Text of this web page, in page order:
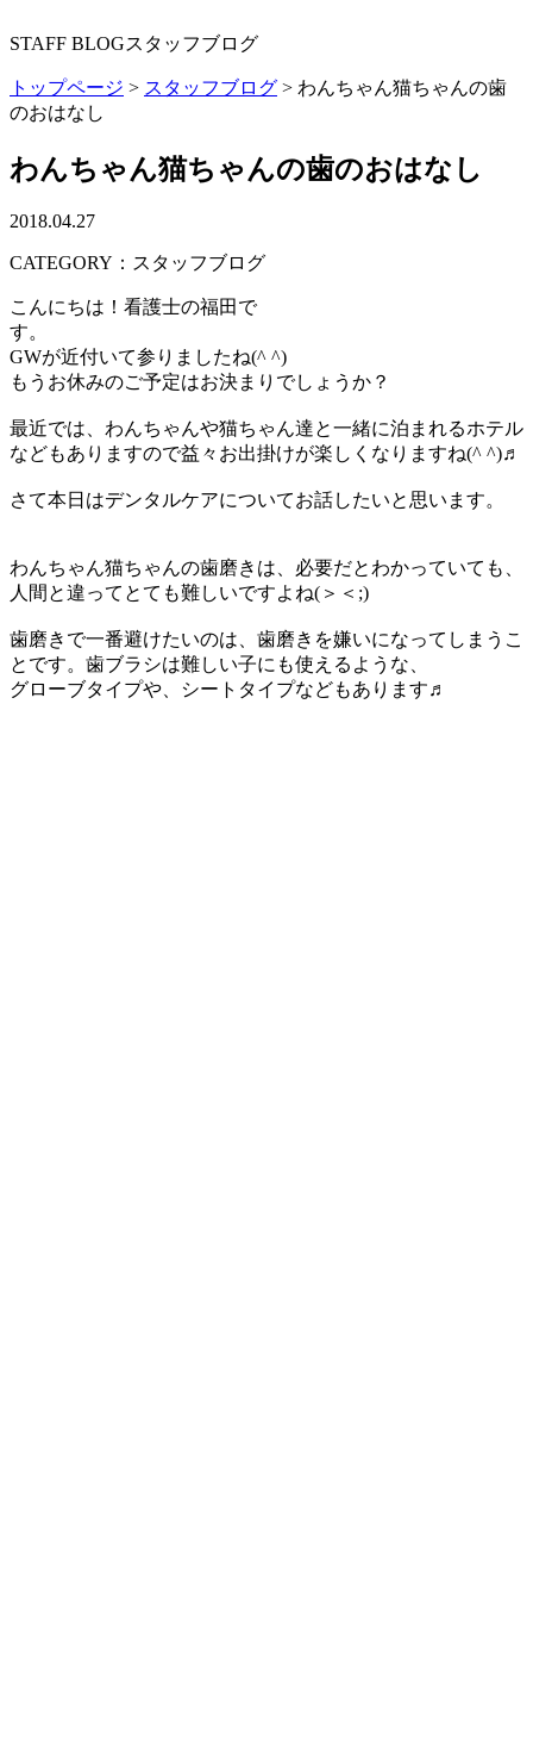
STAFF BLOGスタッフブログ
トップページ > スタッフブログ > わんちゃん猫ちゃんの歯
のおはなし
わんちゃん猫ちゃんの歯のおはなし
2018.04.27
CATEGORY：スタッフブログ
こんにちは！看護士の福田で
す。
GWが近付いて参りましたね(^ ^)
もうお休みのご予定はお決まりでしょうか？
最近では、わんちゃんや猫ちゃん達と一緒に泊まれるホテル
などもありますので益々お出掛けが楽しくなりますね(^ ^)♬
さて本日はデンタルケアについてお話したいと思います。
わんちゃん猫ちゃんの歯磨きは、必要だとわかっていても、
人間と違ってとても難しいですよね(＞＜;)
歯磨きで一番避けたいのは、歯磨きを嫌いになってしまうこ
とです。歯ブラシは難しい子にも使えるような、
グローブタイプや、シートタイプなどもあります♬